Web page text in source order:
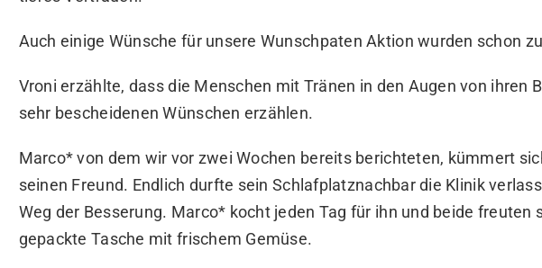
Auch einige Wünsche für unsere Wunschpaten Aktion wurden schon
Vroni erzählte, dass die Menschen mit Tränen in den Augen von ihren
sehr bescheidenen Wünschen erzählen.
Marco* von dem wir vor zwei Wochen bereits berichteten, kümmert
seinen Freund. Endlich durfte sein Schlafplatznachbar die Klinik
Weg der Besserung. Marco* kocht jeden Tag für ihn und beide freuten
gepackte Tasche mit frischem Gemüse.